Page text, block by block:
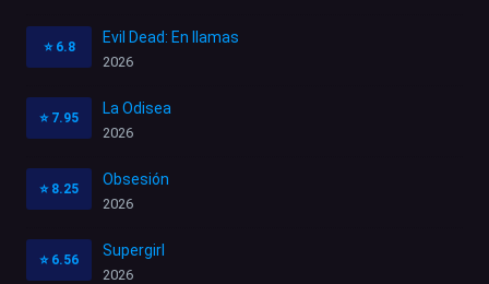
⭐ 6.8
Evil Dead: En llamas
2026
⭐ 7.95
La Odisea
2026
⭐ 8.25
Obsesión
2026
⭐ 6.56
Supergirl
2026